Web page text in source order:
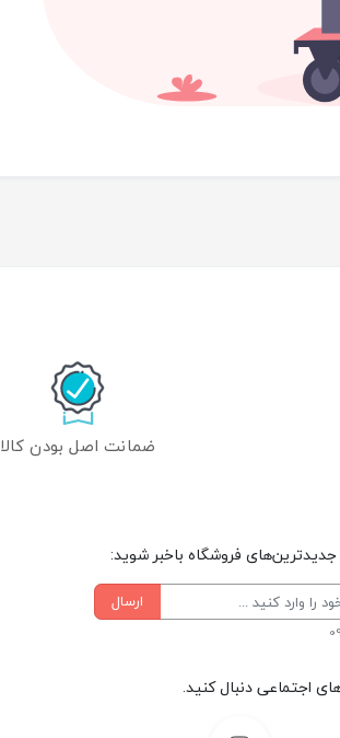
ضمانت اصل بودن کالا
فروشگاه باخبر شوید:
ارسال
اجتماعی دنبال کنید.